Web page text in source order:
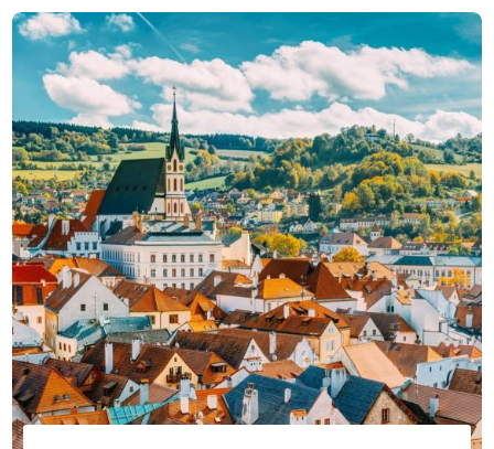
las perlas del Adriático, Hvar y Dubrovnik. El recorrido
lo llevará a la encantadora Ljubljana, a los asombrosos
lagos de Plitvice y a las ciudades costeras de Hvar,
Dubrovnik y Split en esta excursión privada por
Eslovenia y Croacia.
Precio desde2620,00€ – 10300,00 €/
persona
Más info Reservar ahora